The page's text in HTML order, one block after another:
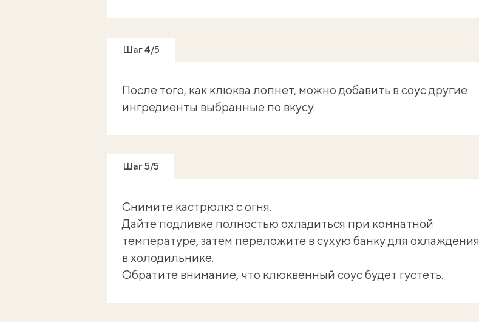
Шаг 4/5
После того, как клюква лопнет, можно добавить в соус другие
ингредиенты выбранные по вкусу.
Шаг 5/5
Снимите кастрюлю с огня.
Дайте подливке полностью охладиться при комнатной
температуре, затем переложите в сухую банку для охлаждения
в холодильнике.
Обратите внимание, что клюквенный соус будет густеть.